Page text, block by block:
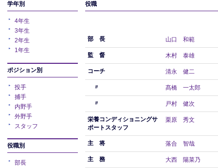
学年別
4年生
3年生
2年生
1年生
ポジション別
投手
捕手
内野手
外野手
スタッフ
役職別
部長
役職
部 長 山口 和範
監 督 木村 泰雄
コーチ 清永 健二
〃 髙橋 一太郎
〃 戸村 健次
栄養コンディショニングサ
ポートスタッフ
栗原 秀文
主 将 落合 智哉
主 務 大西 陽菜乃